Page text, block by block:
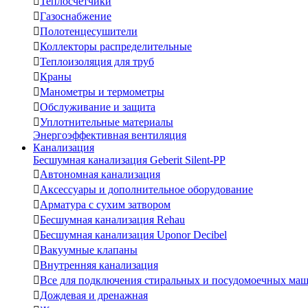
Газоснабжение
Полотенцесушители
Коллекторы распределительные
Теплоизоляция для труб
Краны
Манометры и термометры
Обслуживание и защита
Уплотнительные материалы
Энергоэффективная вентиляция
Канализация
Бесшумная канализация Geberit Silent-PP
Автономная канализация
Аксессуары и дополнительное оборудование
Арматура с сухим затвором
Бесшумная канализация Rehau
Бесшумная канализация Uponor Decibel
Вакуумные клапаны
Внутренняя канализация
Все для подключения стиральных и посудомоечных
Дождевая и дренажная